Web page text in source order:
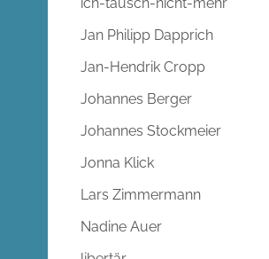
Jan Philipp Dapprich
Jan-Hendrik Cropp
Johannes Berger
Johannes Stockmeier
Jonna Klick
Lars Zimmermann
Nadine Auer